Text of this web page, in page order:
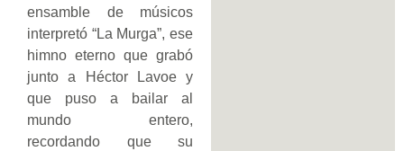
ensamble de músicos
interpretó “La Murga”, ese
himno eterno que grabó
junto a Héctor Lavoe y
que puso a bailar al
mundo entero,
recordando que su